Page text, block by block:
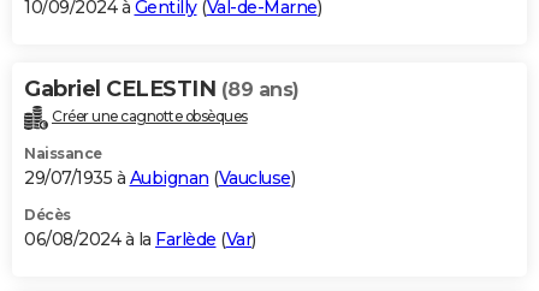
10/09/2024 à Gentilly(Val-de-Marne)
Gabriel CELESTIN (89 ans)
Créer une cagnotte obsèques
Naissance
29/07/1935 à Aubignan (Vaucluse)
Décès
06/08/2024 à la Farlède (Var)